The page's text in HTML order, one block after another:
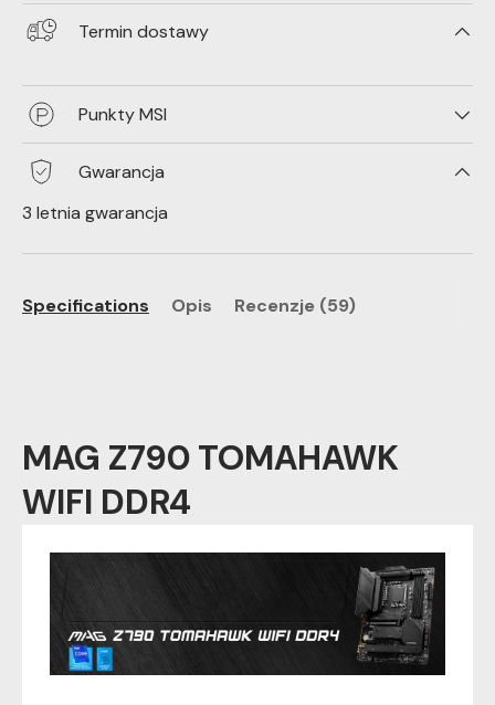
Termin dostawy
Punkty MSI
Gwarancja
3 letnia gwarancja
Specifications Opis Recenzje (59)
MAG Z790 TOMAHAWK
WIFI DDR4